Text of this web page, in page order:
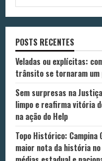
POSTS RECENTES
Veladas ou explícitas:
trânsito se tornaram um
Sem surpresas na
limpo e reafirma vitória
na ação do Help
Topo Histórico:
maior nota da história no